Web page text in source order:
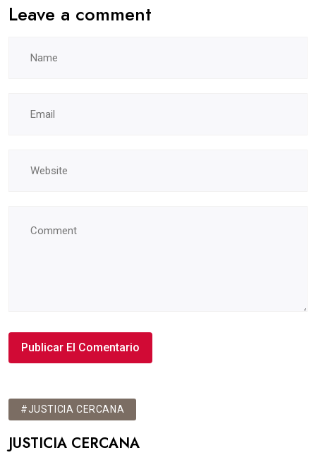
Leave a comment
#JUSTICIA CERCANA
JUSTICIA CERCANA